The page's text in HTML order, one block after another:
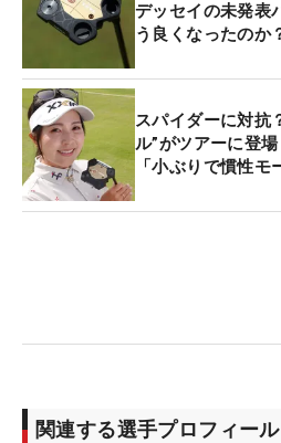
デッセイの未発表
う良くなったのか
スパイダーに対
ル”がツアーに登
「小ぶりで慣性モ
関連する選手プロフィー